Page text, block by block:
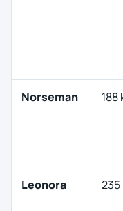
Norseman 188
Leonora 235